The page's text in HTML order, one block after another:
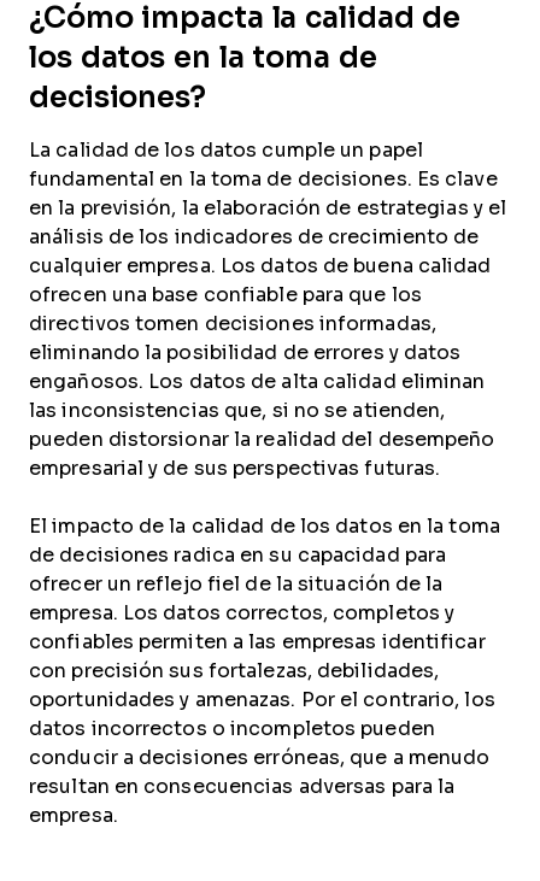
¿Cómo impacta la calidad de
los datos en la toma de
decisiones?
La calidad de los datos cumple un papel
fundamental en la toma de decisiones. Es clave
en la previsión, la elaboración de estrategias y el
análisis de los indicadores de crecimiento de
cualquier empresa. Los datos de buena calidad
ofrecen una base confiable para que los
directivos tomen decisiones informadas,
eliminando la posibilidad de errores y datos
engañosos. Los datos de alta calidad eliminan
las inconsistencias que, si no se atienden,
pueden distorsionar la realidad del desempeño
empresarial y de sus perspectivas futuras.
El impacto de la calidad de los datos en la toma
de decisiones radica en su capacidad para
ofrecer un reflejo fiel de la situación de la
empresa. Los datos correctos, completos y
confiables permiten a las empresas identificar
con precisión sus fortalezas, debilidades,
oportunidades y amenazas. Por el contrario, los
datos incorrectos o incompletos pueden
conducir a decisiones erróneas, que a menudo
resultan en consecuencias adversas para la
empresa.